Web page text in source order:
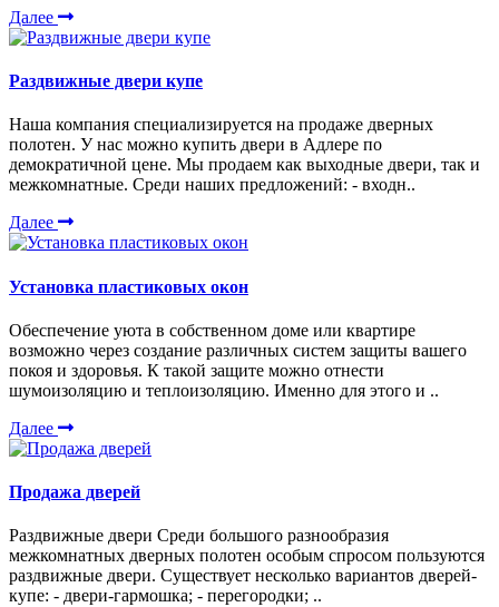
Далее
Раздвижные двери купе
Наша компания специализируется на продаже дверных
полотен. У нас можно купить двери в Адлере по
демократичной цене. Мы продаем как выходные двери, так и
межкомнатные. Среди наших предложений: - входн..
Далее
Установка пластиковых окон
Обеспечение уюта в собственном доме или квартире
возможно через создание различных систем защиты вашего
покоя и здоровья. К такой защите можно отнести
шумоизоляцию и теплоизоляцию. Именно для этого и ..
Далее
Продажа дверей
Раздвижные двери Среди большого разнообразия
межкомнатных дверных полотен особым спросом пользуются
раздвижные двери. Существует несколько вариантов дверей-
купе: - двери-гармошка; - перегородки; ..